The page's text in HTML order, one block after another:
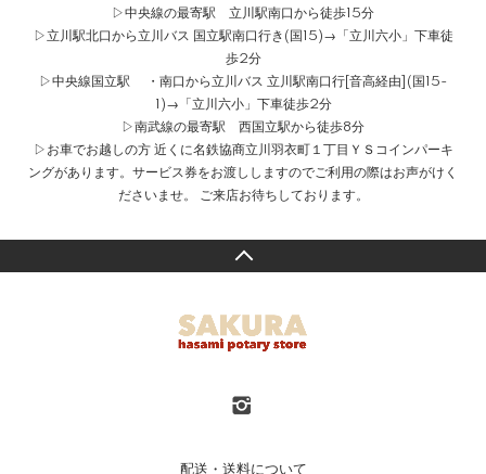
▷中央線の最寄駅 立川駅南口から徒歩15分
▷立川駅北口から立川バス 国立駅南口行き(国15)→「立川六小」下車徒
歩2分
▷中央線国立駅 ・南口から立川バス 立川駅南口行[音高経由](国15-
1)→「立川六小」下車徒歩2分
▷南武線の最寄駅 西国立駅から徒歩8分
▷お車でお越しの方 近くに名鉄協商立川羽衣町１丁目ＹＳコインパーキ
ングがあります。サービス券をお渡ししますのでご利用の際はお声がけく
ださいませ。 ご来店お待ちしております。
配送・送料について